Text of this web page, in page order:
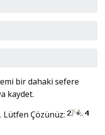
bir dahaki sefere
kaydet.
Lütfen Çözünüz: